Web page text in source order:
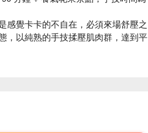
感覺卡卡的不自在，必須來場舒壓之
，以純熟的手技揉壓肌肉群，達到平